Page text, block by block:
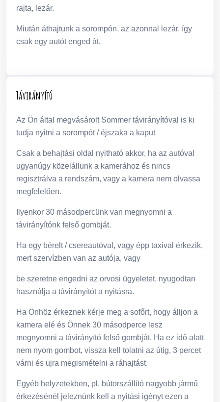
rajta, lezár.
Miután áthajtunk a sorompón, az azonnal lezár, így
csak egy autót enged át.
Távirányító
Az Ön által megvásárolt Sommer távirányítóval is ki
tudja nyitni a sorompót / éjszaka a kaput
Csak a behajtási oldal nyitható akkor, ha az autóval
ugyanúgy közelállunk a kamerához és nincs
regisztrálva a rendszám, vagy a kamera nem olvassa
megfelelően.
Ilyenkor 30 másodpercünk van megnyomni a
távirányítónk felső gombját.
Ha egy bérelt / csereautóval, vagy épp taxival érkezik,
mert szervízben van az autója, vagy
be szeretne engedni az orvosi ügyeletet, nyugodtan
használja a távirányítót a nyitásra.
Ha Önhöz érkeznek kérje meg a sofőrt, hogy álljon a
kamera elé és Önnek 30 másodperce lesz
megnyomni a távirányító felső gombját. Ha ez idő alatt
nem nyom gombot, vissza kell tolatni az útig, 3 percet
várni és ujra megismételni a ráhajtást.
Egyéb helyzetekben, pl. bútorszállító nagyobb jármű
érkezésénél jeleznünk kell a nyitási igényt ezen a